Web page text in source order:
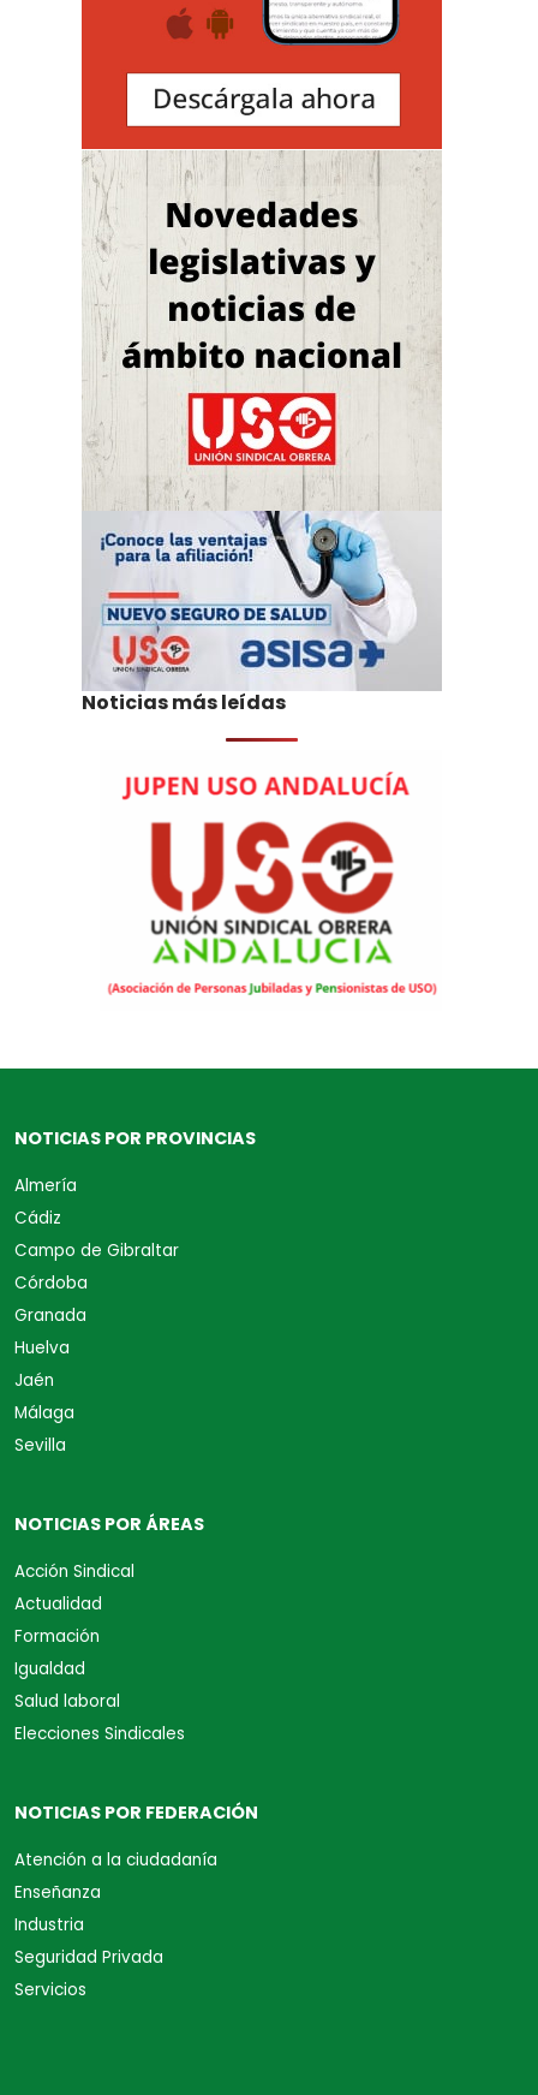
Noticias más leídas
NOTICIAS POR PROVINCIAS
Almería
Cádiz
Campo de Gibraltar
Córdoba
Granada
Huelva
Jaén
Málaga
Sevilla
NOTICIAS POR ÁREAS
Acción Sindical
Actualidad
Formación
Igualdad
Salud laboral
Elecciones Sindicales
NOTICIAS POR FEDERACIÓN
Atención a la ciudadanía
Enseñanza
Industria
Seguridad Privada
Servicios